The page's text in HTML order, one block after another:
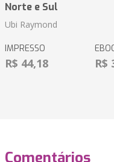
Norte e Sul
Ubi Raymond
IMPRESSO
R$ 44,18 R$
Comentários